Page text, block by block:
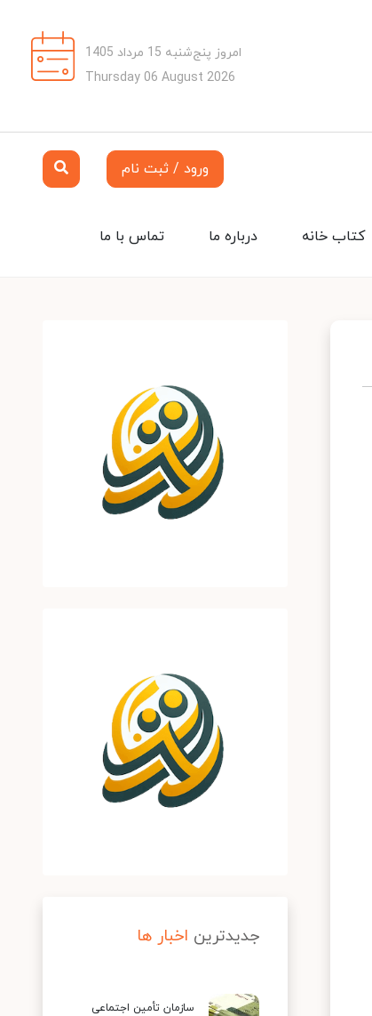
امروز پنج‌شنبه 15 مرداد 1405
Thursday 06 August 2026
ورود / ثبت نام
تماس با ما درباره ما کتاب خانه
جدیدترین اخبار ها
سازمان تأمین اجتماعی